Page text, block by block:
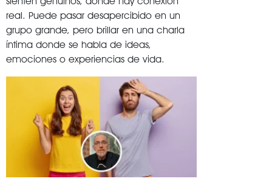
real. Puede pasar desapercibido en un
grupo grande, pero brillar en una charla
íntima donde se habla de ideas,
emociones o experiencias de vida.